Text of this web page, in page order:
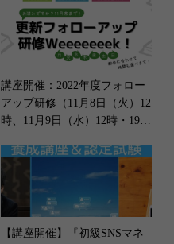
講座開催：2022年度フォロー
アップ研修（11月8日（火）12
時、11月9日（水）12時・19
【講座開催】『初級SNSマネ